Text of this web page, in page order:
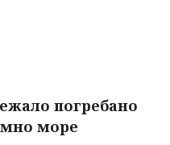
погребано
море